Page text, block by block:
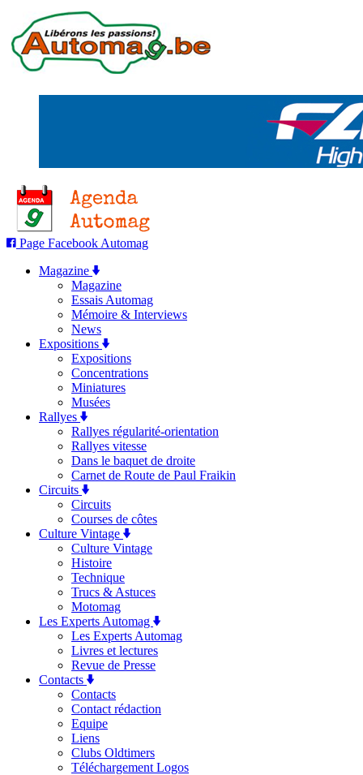
Page Facebook Automag
Magazine
Magazine
Essais Automag
Mémoire & Interviews
News
Expositions
Expositions
Concentrations
Miniatures
Musées
Rallyes
Rallyes régularité-orientation
Rallyes vitesse
Dans le baquet de droite
Carnet de Route de Paul Fraikin
Circuits
Circuits
Courses de côtes
Culture Vintage
Culture Vintage
Histoire
Technique
Trucs & Astuces
Motomag
Les Experts Automag
Les Experts Automag
Livres et lectures
Revue de Presse
Contacts
Contacts
Contact rédaction
Equipe
Liens
Clubs Oldtimers
Téléchargement Logos